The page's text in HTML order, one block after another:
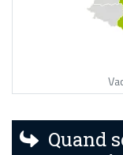
Quand